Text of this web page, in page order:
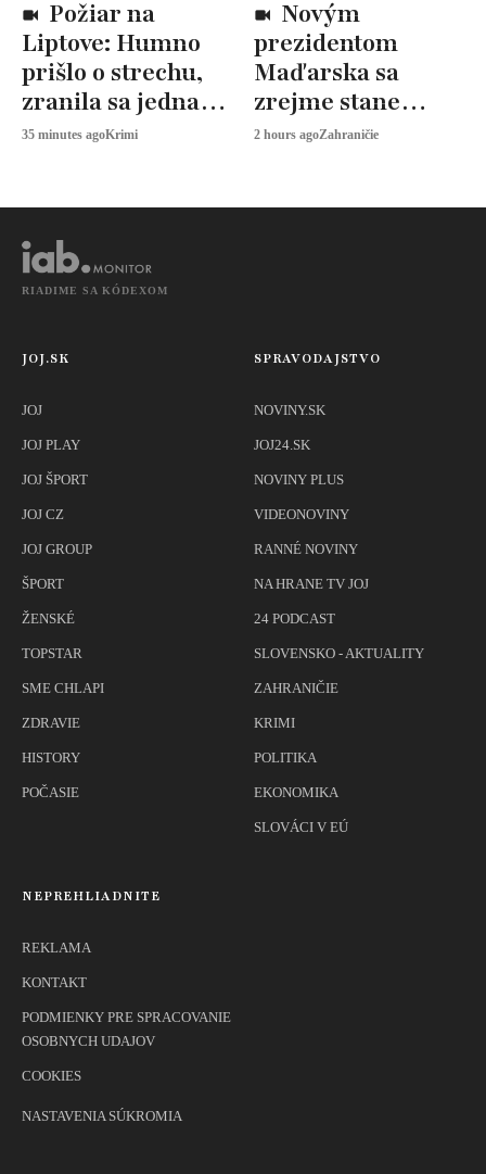
Liptove: Humno
prišlo o strechu,
zranila sa jedna
osoba
35 minutes agoKrimi
prezidentom
Maďarska sa
zrejme stane
András Baka.
2 hours agoZahraničie
RIADIME SA KÓDEXOM
JOJ.SK
JOJ
JOJ PLAY
JOJ ŠPORT
JOJ CZ
JOJ GROUP
ŠPORT
ŽENSKÉ
TOPSTAR
SME CHLAPI
ZDRAVIE
HISTORY
POČASIE
SPRAVODAJSTVO
NOVINY.SK
JOJ24.SK
NOVINY PLUS
VIDEONOVINY
RANNÉ NOVINY
NA HRANE TV JOJ
24 PODCAST
SLOVENSKO - AKTUALITY
ZAHRANIČIE
KRIMI
POLITIKA
EKONOMIKA
SLOVÁCI V EÚ
NEPREHLIADNITE
REKLAMA
KONTAKT
PODMIENKY PRE SPRACOVANIE
OSOBNYCH UDAJOV
COOKIES
NASTAVENIA SÚKROMIA